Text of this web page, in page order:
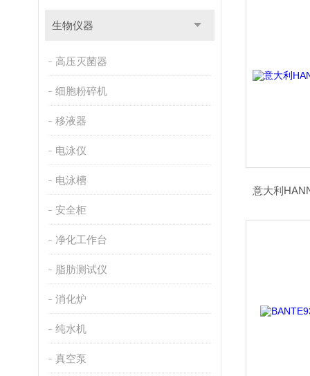
生物仪器
高压灭菌器
细胞粉碎机
移液器
电泳仪
电泳槽
安全柜
净化工作台
脂肪测试仪
消化炉
纯水机
真空泵
意大利